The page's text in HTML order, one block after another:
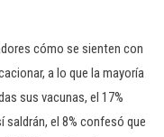
cómo se sienten con
a lo que la mayoría
sus vacunas, el 17%
saldrán, el 8% confesó que